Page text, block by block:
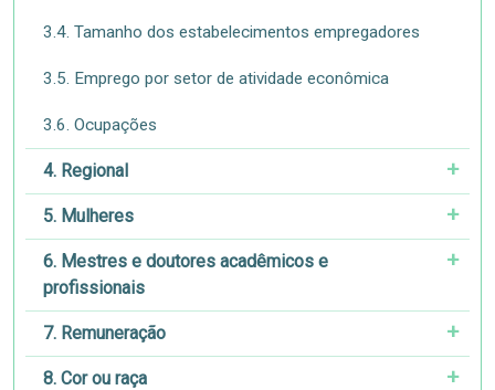
3.4. Tamanho dos estabelecimentos empregadores
3.5. Emprego por setor de atividade econômica
3.6. Ocupações
4. Regional
5. Mulheres
6. Mestres e doutores acadêmicos e
profissionais
7. Remuneração
8. Cor ou raça